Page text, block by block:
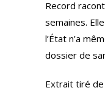
Record
semaines.
l’État n’a
dossier de
Extrait tiré de